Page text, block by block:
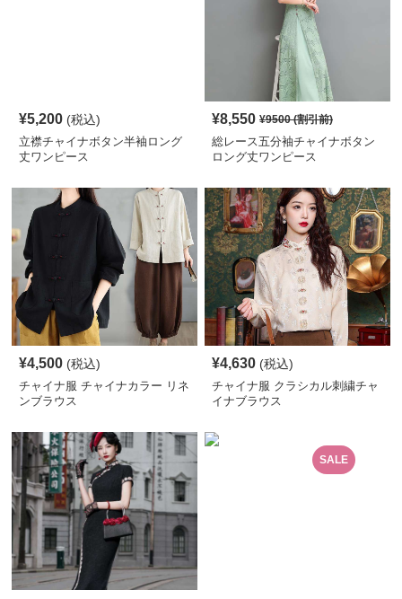
¥5,200 (税込)
立襟チャイナボタン半袖ロング
丈ワンピース
¥8,550 ¥9500(割引前)
総レース五分袖チャイナボタン
ロング丈ワンピース
¥4,500 (税込)
チャイナ服 チャイナカラー リネ
ンブラウス
¥4,630 (税込)
チャイナ服 クラシカル刺繍チャ
イナブラウス
SALE